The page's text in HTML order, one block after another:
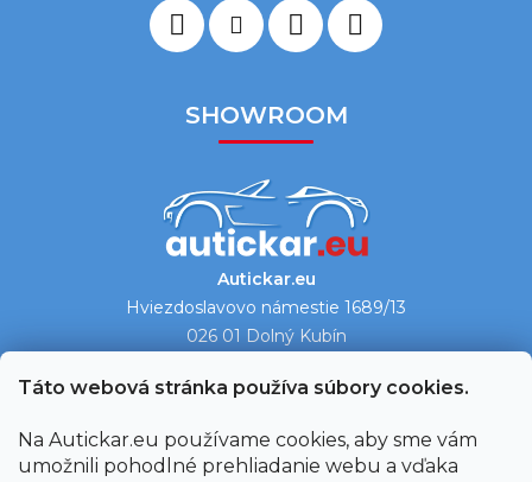
Táto webová stránka používa súbory cookies.
Na Autickar.eu používame cookies, aby sme vám
umožnili pohodlné prehliadanie webu a vďaka
SHOWROOM
Autickar.eu
Hviezdoslavovo námestie 1689/13
026 01 Dolný Kubín
Ukázať na mape →